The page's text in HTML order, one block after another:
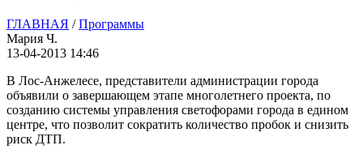
ГЛАВНАЯ /Программы
Мария Ч.
13-04-2013 14:46
В Лос-Анжелесе, представители администрации города
объявили о завершающем этапе многолетнего проекта, по
созданию системы управления светофорами города в едином
центре, что позволит сократить количество пробок и снизить
риск ДТП.